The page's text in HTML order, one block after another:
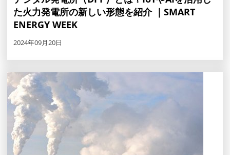
た火力発電所の新しい形態を紹介 ｜SMART
ENERGY WEEK
2024年09月20日